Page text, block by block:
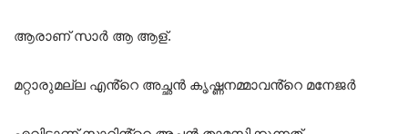
ആരാണ് സാർ ആ ആള്.
മറ്റാരുമല്ല എൻ്റെ അച്ഛൻ കൃഷ്ണനമ്മാവൻ്റെ മനേജർ